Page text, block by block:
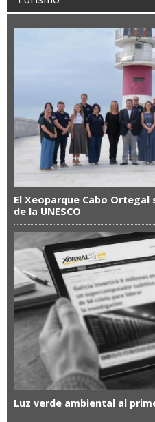
El Xeoparque Cabo
de la UNESCO
Luz verde ambiental al